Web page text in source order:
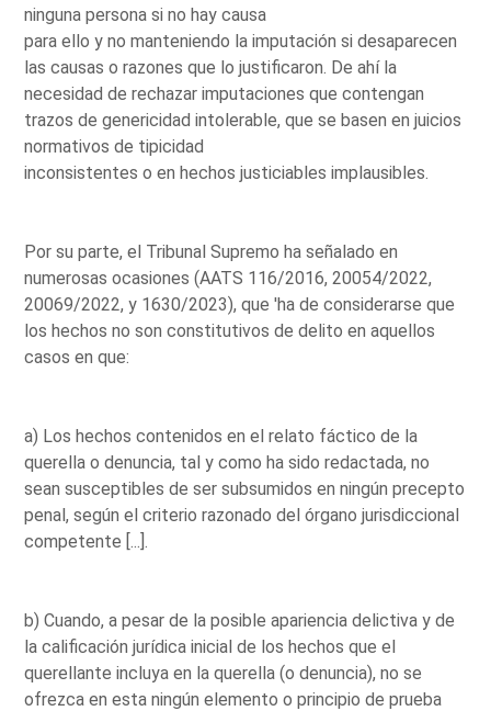
ninguna persona si no hay causa
para ello y no manteniendo la imputación si desaparecen
las causas o razones que lo justificaron. De ahí la
necesidad de rechazar imputaciones que contengan
trazos de genericidad intolerable, que se basen en juicios
normativos de tipicidad
inconsistentes o en hechos justiciables implausibles.
Por su parte, el Tribunal Supremo ha señalado en
numerosas ocasiones (AATS 116/2016, 20054/2022,
20069/2022, y 1630/2023), que 'ha de considerarse que
los hechos no son constitutivos de delito en aquellos
casos en que:
a) Los hechos contenidos en el relato fáctico de la
querella o denuncia, tal y como ha sido redactada, no
sean susceptibles de ser subsumidos en ningún precepto
penal, según el criterio razonado del órgano jurisdiccional
competente [...].
b) Cuando, a pesar de la posible apariencia delictiva y de
la calificación jurídica inicial de los hechos que el
querellante incluya en la querella (o denuncia), no se
ofrezca en esta ningún elemento o principio de prueba